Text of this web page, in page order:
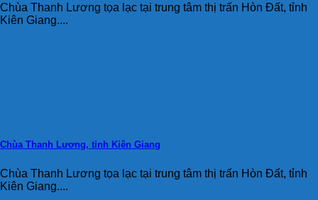
Chùa Thanh Lương tọa lạc tại trung tâm thị trấn Hòn Đất, tỉnh
Kiên Giang....
Chùa Thanh Lương, tỉnh Kiên Giang
Chùa Thanh Lương tọa lạc tại trung tâm thị trấn Hòn Đất, tỉnh
Kiên Giang....